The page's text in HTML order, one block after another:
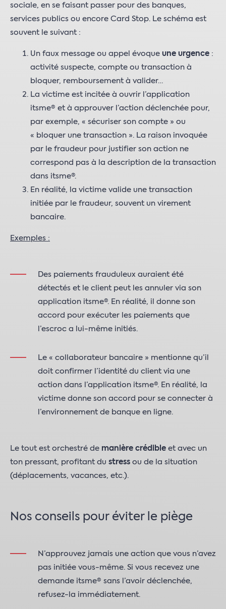
sociale, en se faisant passer pour des banques,
services publics ou encore Card Stop. Le schéma est
souvent le suivant :
Un faux message ou appel évoque une urgence :
activité suspecte, compte ou transaction à
bloquer, remboursement à valider…
La victime est incitée à ouvrir l’application
itsme® et à approuver l’action déclenchée pour,
par exemple, « sécuriser son compte » ou
« bloquer une transaction ». La raison invoquée
par le fraudeur pour justifier son action ne
correspond pas à la description de la transaction
dans itsme®.
En réalité, la victime valide une transaction
initiée par le fraudeur, souvent un virement
bancaire.
Exemples :
Des paiements frauduleux auraient été
détectés et le client peut les annuler via son
application itsme®. En réalité, il donne son
accord pour exécuter les paiements que
l’escroc a lui-même initiés.
Le « collaborateur bancaire » mentionne qu’il
doit confirmer l’identité du client via une
action dans l’application itsme®. En réalité, la
victime donne son accord pour se connecter à
l’environnement de banque en ligne.
Le tout est orchestré de manière crédible et avec un
ton pressant, profitant du stress ou de la situation
(déplacements, vacances, etc.).
Nos conseils pour éviter le piège
N’approuvez jamais une action que vous n’avez
pas initiée vous-même. Si vous recevez une
demande itsme® sans l’avoir déclenchée,
refusez-la immédiatement.